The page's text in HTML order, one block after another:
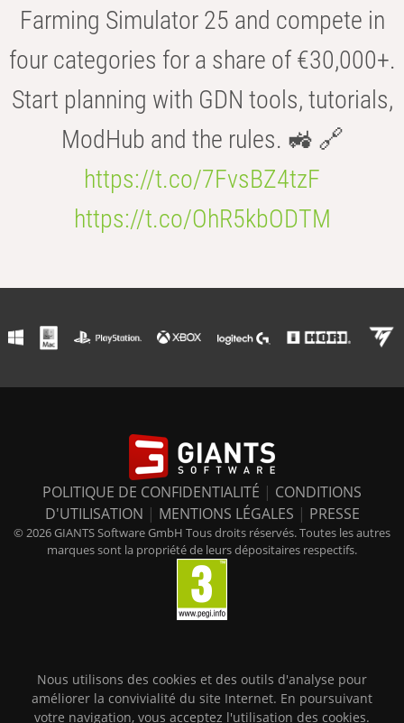
Farming Simulator 25 and compete in
four categories for a share of €30,000+.
Start planning with GDN tools, tutorials,
ModHub and the rules. 🚜 🔗
https://t.co/7FvsBZ4tzF
https://t.co/OhR5kbODTM
POLITIQUE DE CONFIDENTIALITÉ | CONDITIONS
D'UTILISATION | MENTIONS LÉGALES | PRESSE
© 2026 GIANTS Software GmbH Tous droits réservés. Toutes les autres
marques sont la propriété de leurs dépositaires respectifs.
Nous utilisons des cookies et des outils d'analyse pour
améliorer la convivialité du site Internet. En poursuivant
votre navigation, vous acceptez l'utilisation des cookies.